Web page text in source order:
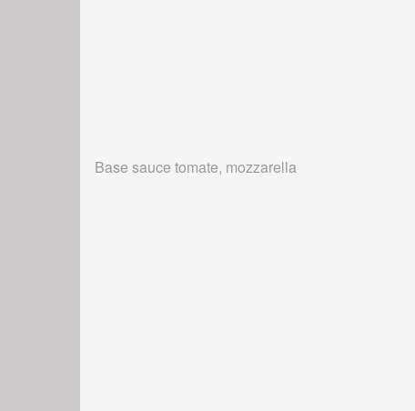
Base sauce tomate, mozzarella